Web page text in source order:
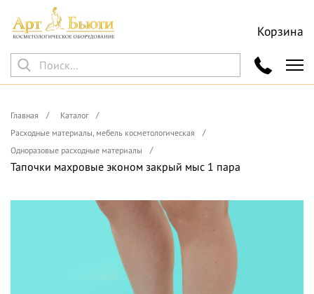
Корзина
Главная
Каталог
Расходные материалы, мебель косметологическая
Одноразовые расходные материалы
Тапочки махровые эконом закрый мыс 1 пара